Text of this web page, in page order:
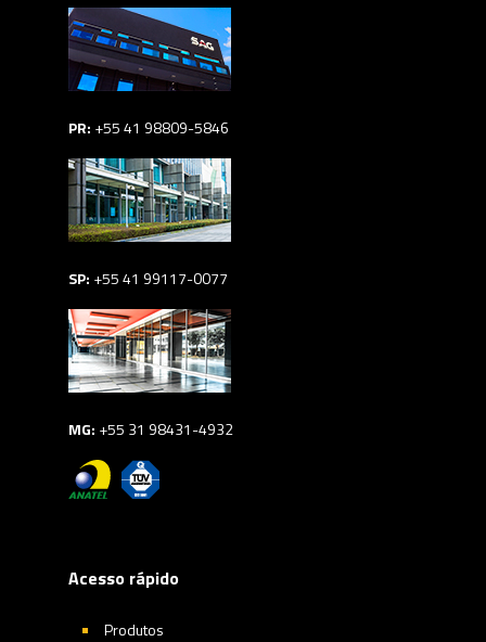
PR: +55 41 98809-5846
SP: +55 41 99117-0077
MG: +55 31 98431-4932
Acesso rápido
Produtos